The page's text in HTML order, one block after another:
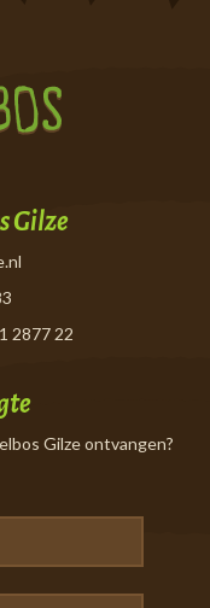
Gilze
2877 22
Gilze ontvangen?